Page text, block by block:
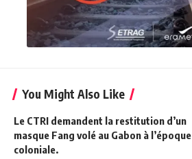
You Might Also Like
Le CTRI demandent la restitution d’un
masque Fang volé au Gabon à l’époque
coloniale.